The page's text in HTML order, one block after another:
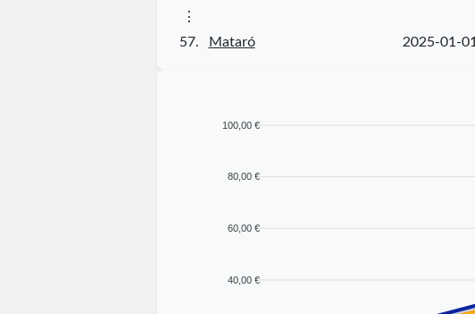
⋮
57.
Mataró 2025-01-01
100,00 €
80,00 €
60,00 €
40,00 €